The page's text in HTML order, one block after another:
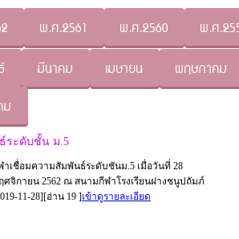
พ.ศ.2561 พ.ศ.2560
พ.ศ
มีนาคม เมษายน พฤษภาคม
ระดับชั้น ม.5
าเชื่อมความสัมพันธ์ระดับชันม.5 เมื่อวันที่ 28
ศจิกายน 2562 ณ สนามกีฬาโรงเรียนฝางชนูปถัมภ์
11-28][อ่าน 19 ]เข้าดูรายละเอียด